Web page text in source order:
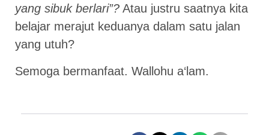
yang sibuk berlari”? Atau justru saatnya kita
belajar merajut keduanya dalam satu jalan
yang utuh?
Semoga bermanfaat. Wallohu a‘lam.